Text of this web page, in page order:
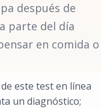
después de
parte del día
en comida o
este test en línea
un diagnóstico;